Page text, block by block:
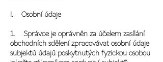
I. Osobní údaje
1. Správce je oprávněn za účelem zasílání
obchodních sdělení zpracovávat osobní údaje
subjektů údajů poskytnutých fyzickou osobou